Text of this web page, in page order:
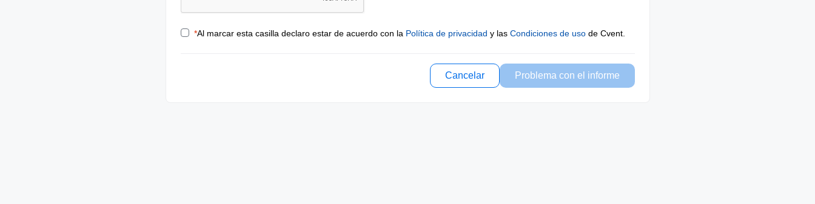
*Al marcar esta casilla declaro estar de acuerdo con la Política de privacidad y las Condiciones de usode Cvent.
Cancelar Problema con el informe